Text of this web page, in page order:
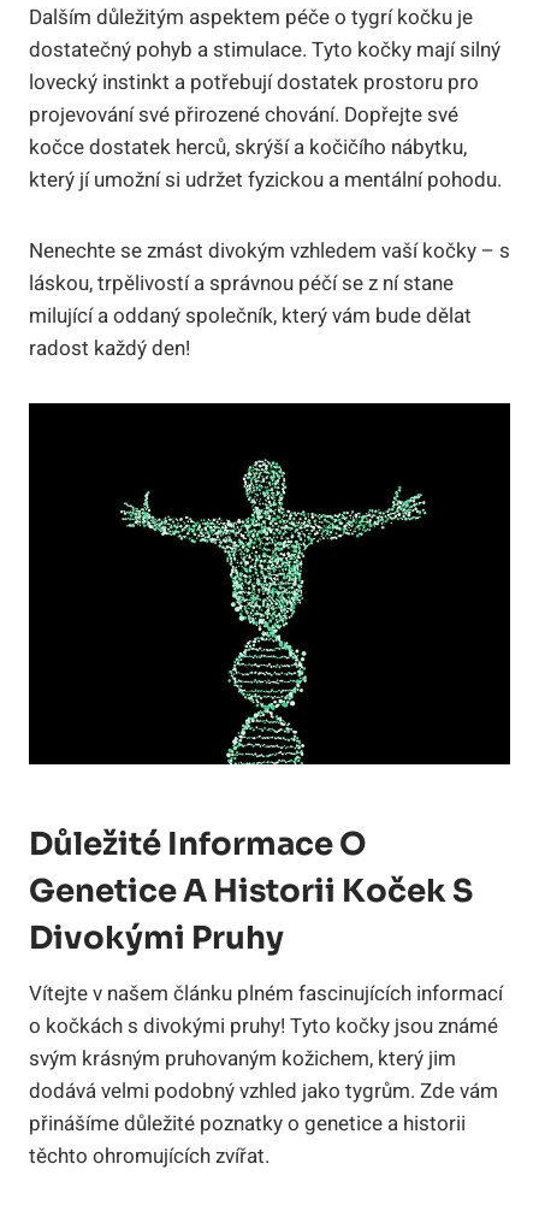
Dalším důležitým aspektem péče o tygrí kočku je
dostatečný pohyb a stimulace. Tyto kočky mají silný
lovecký instinkt a potřebují dostatek prostoru pro
projevování své přirozené chování. Dopřejte své
kočce dostatek herců, skrýší a kočičího nábytku,
který jí umožní si udržet fyzickou a mentální pohodu.
Nenechte se zmást divokým vzhledem vaší kočky – s
láskou, trpělivostí a správnou péčí se z ní stane
milující a oddaný společník, který vám bude dělat
radost každý den!
Důležité Informace O
Genetice A Historii Koček S
Divokými Pruhy
Vítejte v našem článku plném fascinujících informací
o kočkách s divokými pruhy! Tyto kočky jsou známé
svým krásným pruhovaným kožichem, který jim
dodává velmi podobný vzhled jako tygrům. Zde vám
přinášíme důležité poznatky o genetice a historii
těchto ohromujících zvířat.